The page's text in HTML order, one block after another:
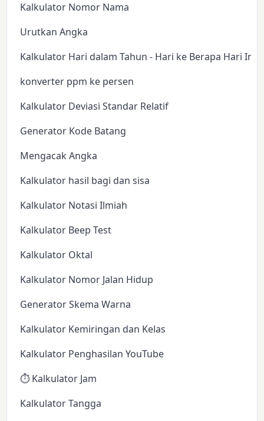
Kalkulator Nomor Nama
Urutkan Angka
Kalkulator Hari dalam Tahun - Hari ke Berapa Hari Ini?
konverter ppm ke persen
Kalkulator Deviasi Standar Relatif
Generator Kode Batang
Mengacak Angka
Kalkulator hasil bagi dan sisa
Kalkulator Notasi Ilmiah
Kalkulator Beep Test
Kalkulator Oktal
Kalkulator Nomor Jalan Hidup
Generator Skema Warna
Kalkulator Kemiringan dan Kelas
Kalkulator Penghasilan YouTube
⏱️ Kalkulator Jam
Kalkulator Tangga